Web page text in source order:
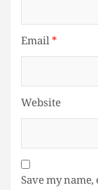
Email*
Website
Save my